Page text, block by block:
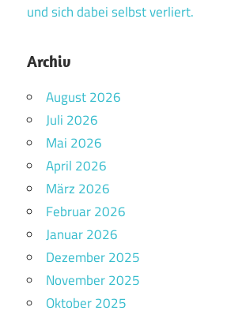
und sich dabei selbst verliert.
Archiv
August 2026
Juli 2026
Mai 2026
April 2026
März 2026
Februar 2026
Januar 2026
Dezember 2025
November 2025
Oktober 2025